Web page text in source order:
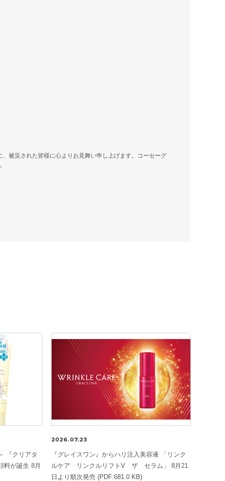
被災された皆様に心よりお見舞い申し上げます。コーセーグ
『クリアタ
料が誕生 8月
2026.07.23
『グレイスワン』からハリ注入美容液 「リンク
ルケア リンクルリフトV ザ セラム」 8月21
日より順次発売 (PDF:681.0 KB)